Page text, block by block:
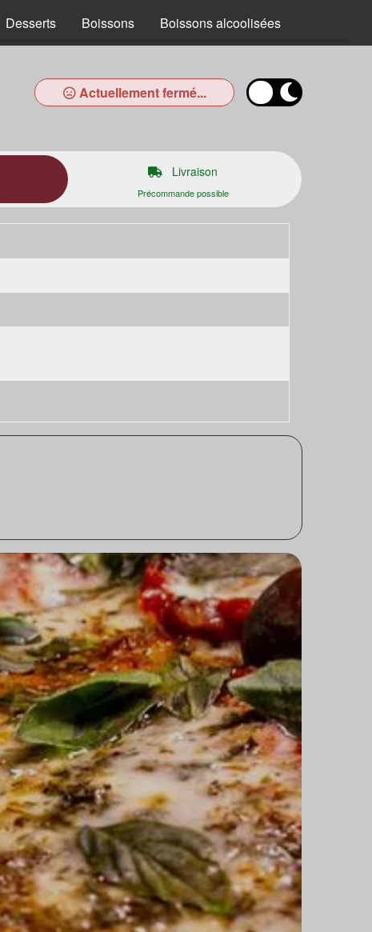
Desserts Boissons Boissons alcoolisées
Actuellement fermé...
Livraison
Précommande possible